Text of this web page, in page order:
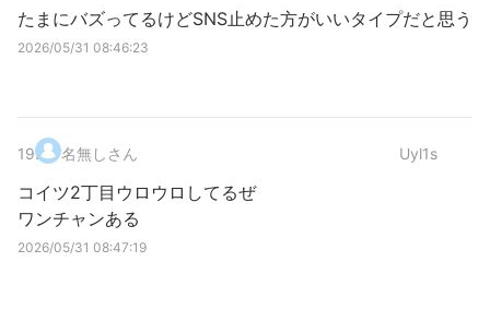
たまにバズってるけどSNS止めた方がいいタイプだと思う
2026/05/31 08:46:23
19. 名無しさん Uyl1s
コイツ2丁目ウロウロしてるぜ
ワンチャンある
2026/05/31 08:47:19